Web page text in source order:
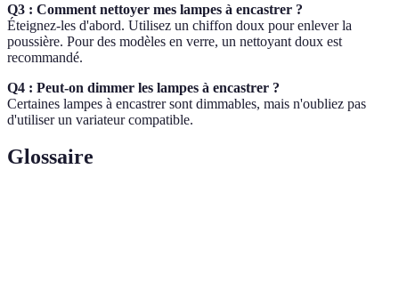
Q3 : Comment nettoyer mes lampes à encastrer ?
Éteignez-les d'abord. Utilisez un chiffon doux pour enlever la
poussière. Pour des modèles en verre, un nettoyant doux est
recommandé.
Q4 : Peut-on dimmer les lampes à encastrer ?
Certaines lampes à encastrer sont dimmables, mais n'oubliez pas
d'utiliser un variateur compatible.
Glossaire